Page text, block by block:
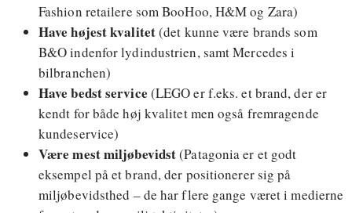
Fashion retailere som BooHoo, H&M og Zara)
Have højest kvalitet(det kunne være brands som
B&O indenfor lydindustrien, samt Mercedes i
bilbranchen)
Have bedst service (LEGO er f.eks. et brand, der er
kendt for både høj kvalitet men også fremragende
kundeservice)
Være mest miljøbevidst(Patagonia er et godt
eksempel på et brand, der positionerer sig på
miljøbevidsthed – de har flere gange været i medierne